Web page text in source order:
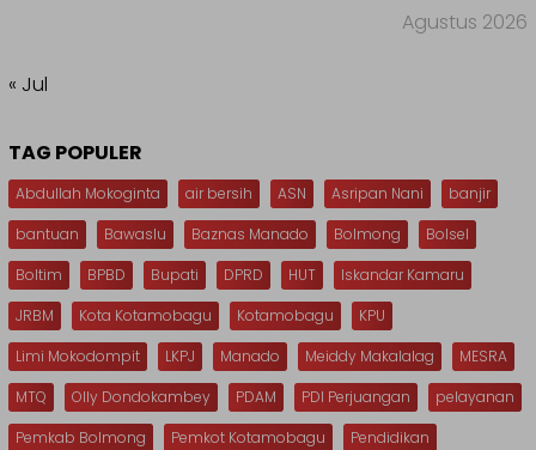
Agustus 2026
« Jul
TAG POPULER
Abdullah Mokoginta air bersih ASN Asripan Nani
banjir
bantuan
Bawaslu Baznas Manado Bolmong
Bolsel
Boltim
BPBD Bupati DPRD HUT
Iskandar Kamaru
JRBM
Kota Kotamobagu Kotamobagu
KPU
Limi Mokodompit
LKPJ Manado Meiddy Makalalag
MESRA
MTQ
Olly Dondokambey PDAM PDI Perjuangan
pelayanan
Pemkab Bolmong
Pemkot Kotamobagu
Pendidikan